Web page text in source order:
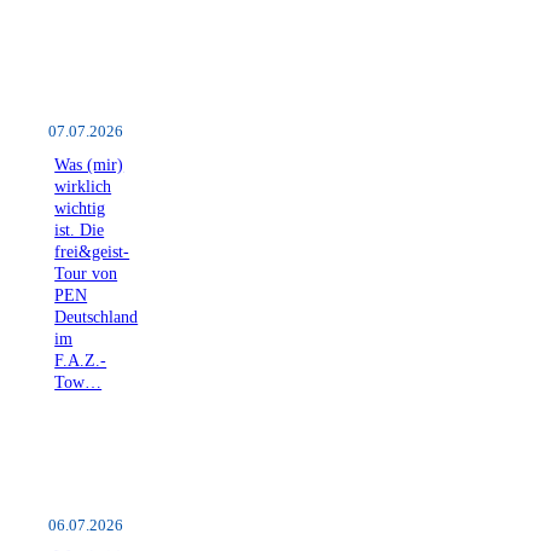
07.07.2026
Was (mir)
wirklich
wichtig
ist. Die
frei&geist-
Tour von
PEN
Deutschland
im
F.A.Z.-
Tow…
06.07.2026